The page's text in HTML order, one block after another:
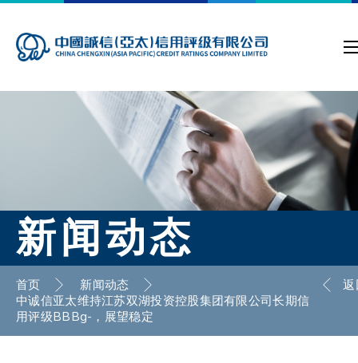
新闻动态
首页
新闻动态
中诚信亚太维持江苏双湖投资控股集团有限公司长期信
用评级BBBg-，展望稳定